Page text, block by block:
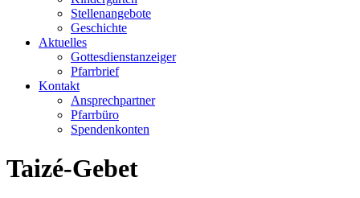
Stellenangebote
Geschichte
Aktuelles
Gottesdienstanzeiger
Pfarrbrief
Kontakt
Ansprechpartner
Pfarrbüro
Spendenkonten
Taizé-Gebet